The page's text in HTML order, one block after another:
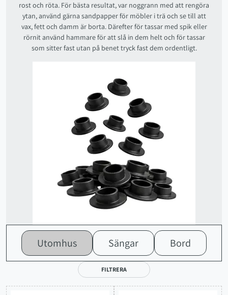
rost och röta. För bästa resultat, var noggrann med att rengöra
ytan, använd gärna sandpapper för möbler i trä och se till att
vax, fett och damm är borta. Därefter för tassar med spik eller
rörnit använd hammare för att slå in dem helt och för tassar
som sitter fast utan på benet tryck fast dem ordentligt.
Utomhus Sängar Bord
FILTRERA